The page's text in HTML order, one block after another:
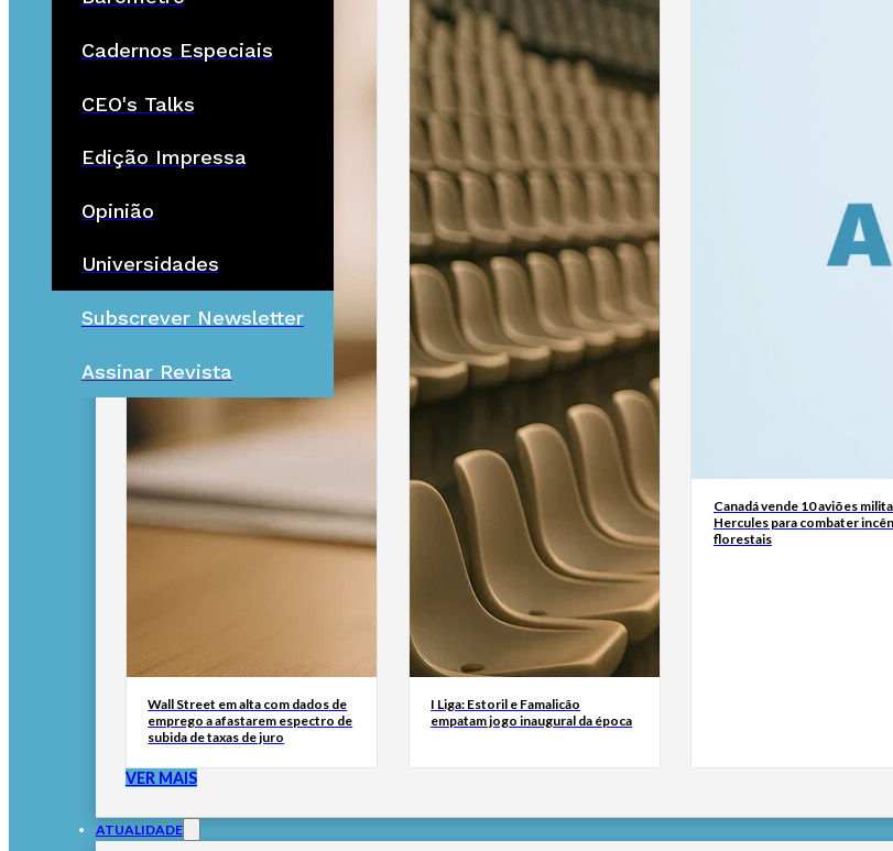
Cadernos Especiais
CEO's Talks
Edição Impressa
Opinião
Universidades
Subscrever Newsletter
Assinar Revista
Wall Street em alta com dados de
emprego a afastarem espectro de
subida de taxas de juro
I Liga: Estoril e Famalicão
empatam jogo inaugural da época
Canadá vende 10 aviões
Hercules para combater
florestais
VER MAIS
ATUALIDADE